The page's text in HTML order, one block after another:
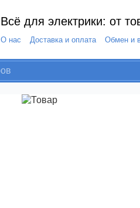
Всё для электрики: от
О нас Доставка и оплата Обмен и